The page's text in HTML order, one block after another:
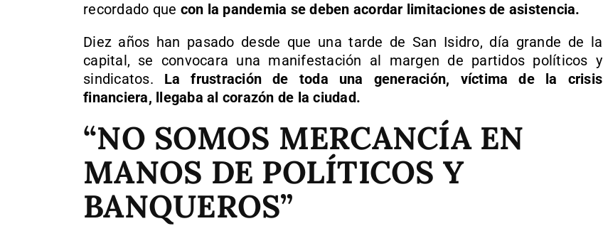
recordado que con la pandemia se deben acordar limitaciones de asistencia.
Diez años han pasado desde que una tarde de San Isidro, día grande de la
capital, se convocara una manifestación al margen de partidos políticos y
sindicatos. La frustración de toda una generación, víctima de la crisis
financiera, llegaba al corazón de la ciudad.
“NO SOMOS MERCANCÍA EN
MANOS DE POLÍTICOS Y
BANQUEROS”